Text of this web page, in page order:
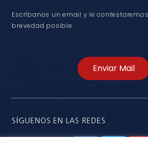
Escríbanos un email y le
brevedad posible
Enviar Mail
SÍGUENOS EN LAS REDES